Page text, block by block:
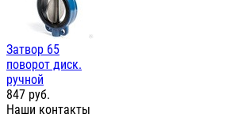
Затвор 65
поворот диск.
ручной
847 руб.
Наши контакты